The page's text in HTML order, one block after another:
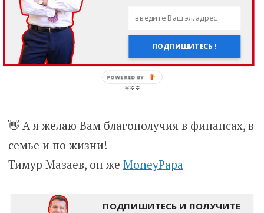
Так я буду знать, что я и моя команда делаем
что-то важное и нужное для людей! Заранее
большое спасибо!
***
👋 А я желаю Вам благополучия в финансах, в
семье и по жизни!
Тимур Мазаев, он же MoneyPapa
ПОДПИШИТЕСЬ И ПОЛУЧИТЕ
ПОДПИШИТЕСЬ !